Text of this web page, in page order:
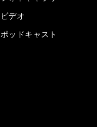
ビデオ
ポッドキャスト